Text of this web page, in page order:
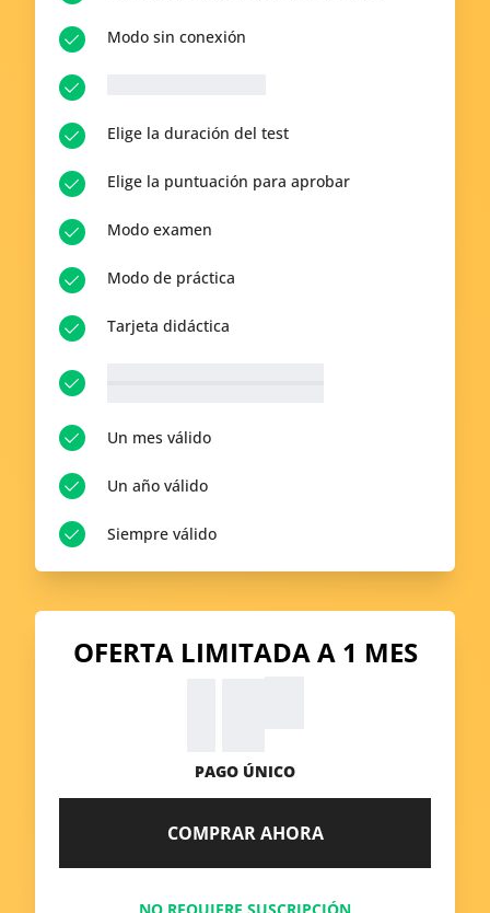
OFERTA LIMITADA A 1 MES
PAGO ÚNICO
COMPRAR AHORA
Modo sin conexión
Elige la duración del test
Elige la puntuación para aprobar
Modo examen
Modo de práctica
Tarjeta didáctica
Un mes válido
Un año válido
Siempre válido